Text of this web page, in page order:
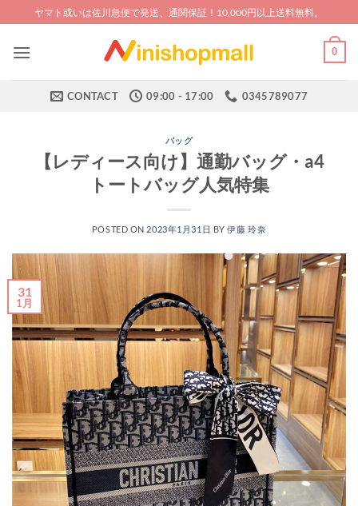
to
content
ヤマト或いは佐川急便で発送、通関保証！10,000円以上送料無料。
0
CONTACT 09:00 - 17:00 0345789077
バッグ
【レディース向け】通勤バッグ・a4
トートバッグ人気特集
POSTED ON 2023年1月31日 BY伊藤 玲奈
31
1月